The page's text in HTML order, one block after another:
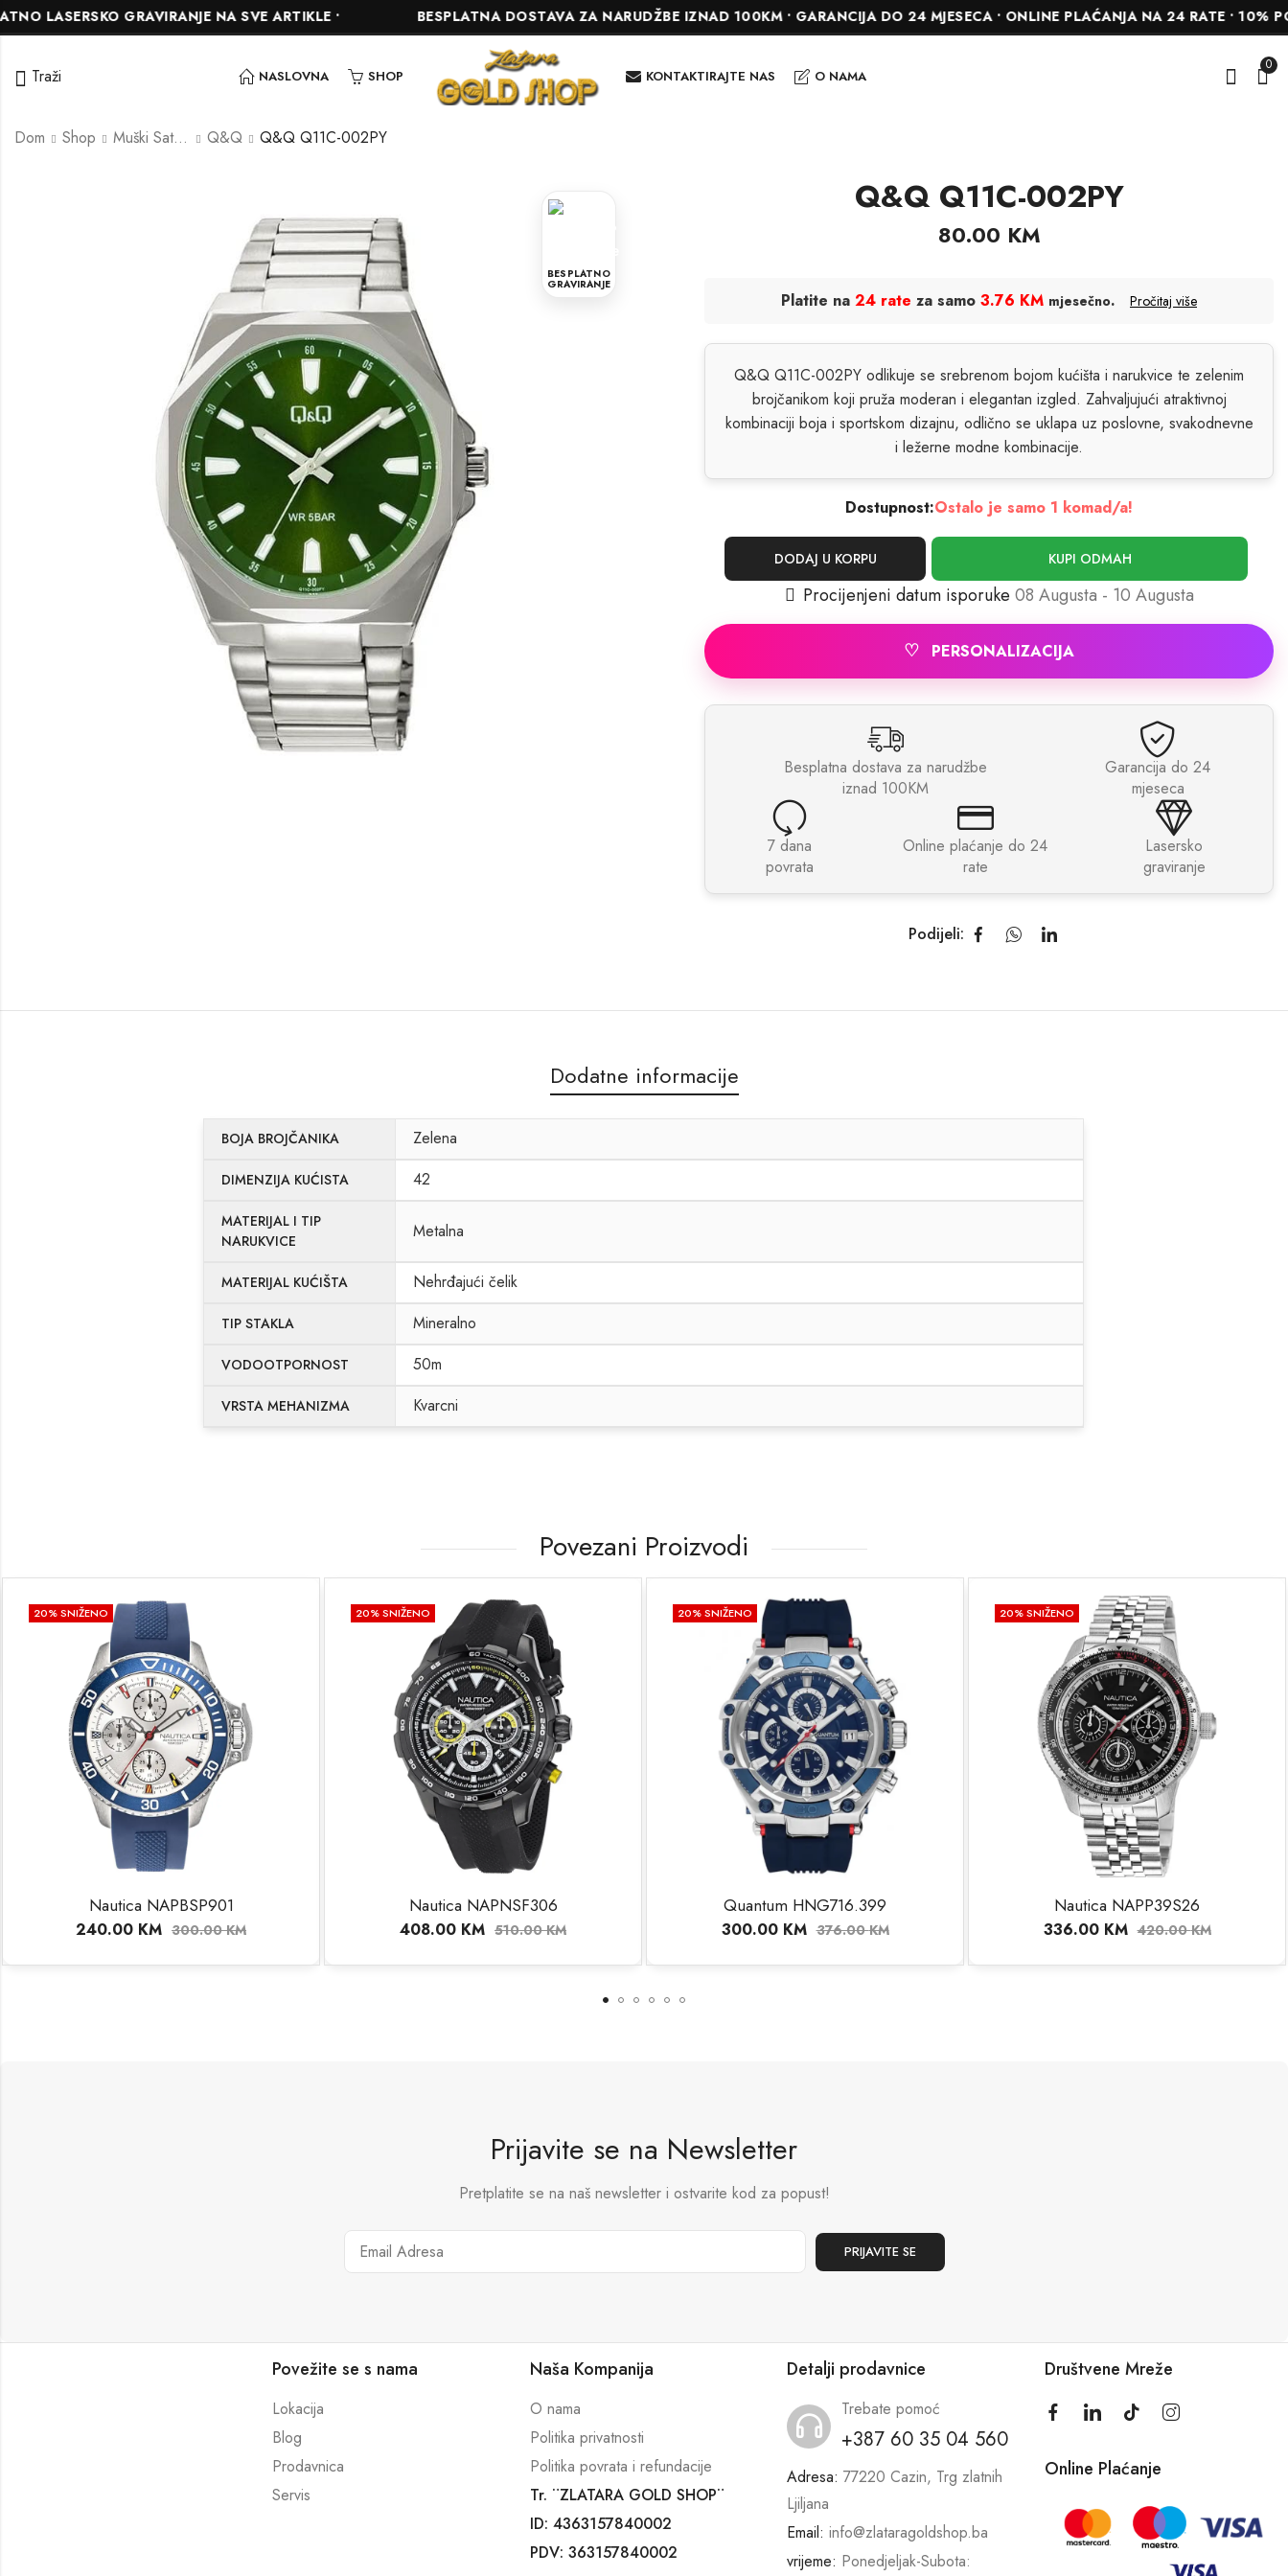
GRAVIRANJE NA SVE ARTIKLE • BESPLATNA DOSTAVA ZA NARUDŽBE IZNAD 100KM • GARANCIJA DO 24 MJESECA • ONLINE PLAĆANJA NA 24 RATE • 10%
Traži NASLOVNA SHOP KONTAKTIRAJTE NAS O NAMA
0
Dom Shop Muški Satovi Q&Q Q&Q Q11C-002PY
BESPLATNO
GRAVIRANJE
Q&Q Q11C-002PY
80.00 KM
Platite na 24 rate za samo 3.76 KM mjesečno. Pročitaj više
Q&Q Q11C-002PY odlikuje se srebrenom bojom kućišta i narukvice te zelenim
brojčanikom koji pruža moderan i elegantan izgled. Zahvaljujući atraktivnoj
kombinaciji boja i sportskom dizajnu, odlično se uklapa uz poslovne, svakodnevne
i ležerne modne kombinacije.
Dostupnost:Ostalo je samo 1 komad/a!
DODAJ U KORPU KUPI ODMAH
Procijenjeni datum isporuke 08 Augusta - 10 Augusta
♡ PERSONALIZACIJA
Besplatna dostava za narudžbe
iznad 100KM
Garancija do 24
mjeseca
7 dana
povrata
Online plaćanje do 24
rate
Lasersko
graviranje
Podijeli:
Dodatne informacije
BOJA BROJČANIKA Zelena
DIMENZIJA KUĆISTA 42
MATERIJAL I TIP
NARUKVICE
Metalna
MATERIJAL KUĆIŠTA Nehrđajući čelik
TIP STAKLA Mineralno
VODOOTPORNOST 50m
VRSTA MEHANIZMA Kvarcni
Povezani Proizvodi
20% SNIŽENO
Nautica NAPBSP901
240.00 KM 300.00KM
20% SNIŽENO
Nautica NAPNSF306
408.00 KM 510.00KM
20% SNIŽENO
Quantum HNG716.399
300.00 KM 376.00KM
20% SNIŽENO
Nautica NAPP39S26
336.00 KM 420.00KM
Prijavite se na Newsletter
Pretplatite se na naš newsletter i ostvarite kod za popust!
Povežite se s nama
Lokacija
Blog
Prodavnica
Servis
Naša Kompanija
O nama
Politika privatnosti
Politika povrata i refundacije
Tr. ¨ZLATARA GOLD SHOP¨
ID: 4363157840002
PDV: 363157840002
Detalji prodavnice
Trebate pomoć
+387 60 35 04 560
Adresa: 77220 Cazin, Trg zlatnih
Ljiljana
Email: info@zlataragoldshop.ba
vrijeme: Ponedjeljak-Subota:
Društvene Mreže
Online Plaćanje